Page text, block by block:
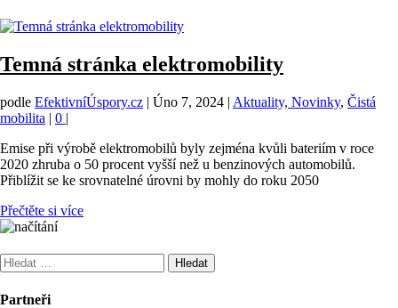
Temná stránka elektromobility
podle EfektivníÚspory.cz | Úno 7, 2024 | Aktuality, Novinky, Čistá
mobilita | 0 |
Emise při výrobě elektromobilů byly zejména kvůli bateriím v roce
2020 zhruba o 50 procent vyšší než u benzinových automobilů.
Přiblížit se ke srovnatelné úrovni by mohly do roku 2050
Přečtěte si více
Vyhledávání
Partneři